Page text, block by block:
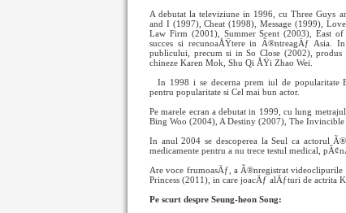
A debutat la televiziune in 1996, cu Three Guys
and I (1997), Cheat (1998), Message (1999),
Law Firm (2001), Summer Scent (2003), East
succes si recunoaÅŸtere in Ã®ntreagÄƒ
publicului, precum si in So Close (2002),
chineze Karen Mok, Shu Qi ÅŸi Zhao Wei.
In 1998 i se decerna prem iul de popularitate
pentru popularitate si Cel mai bun actor.
Pe marele ecran a debutat in 1999, cu lung
Bing Woo (2004), A Destiny (2007), The
In anul 2004 se descoperea la Seul ca actorul
medicamente pentru a nu trece testul medical,
Are voce frumoasÄƒ, a Ã®nregistrat
Princess (2011), in care joacÄƒ alÄƒturi de actrita
Pe scurt despre Seung-heon Song: